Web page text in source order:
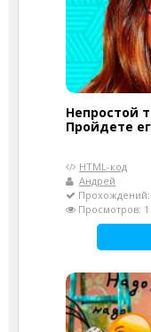
Непростой
Пройдете
HTML-код
Андрей
Прохождений:
Просмотров: 1